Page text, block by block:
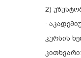
2)
·
კურსის
კითხვარი: